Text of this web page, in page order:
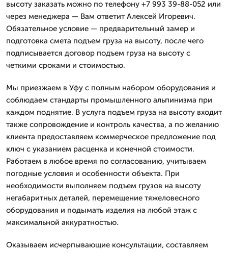
высоту заказать можно по телефону +7 993 39-88-052 или
через менеджера — Вам ответит Алексей Игоревич.
Обязательное условие — предварительный замер и
подготовка смета подъем груза на высоту, после чего
подписывается договор подъем груза на высоту с
четкими сроками и стоимостью.
Мы приезжаем в Уфу с полным набором оборудования и
соблюдаем стандарты промышленного альпинизма при
каждом поднятие. В услуга подъем груза на высоту входит
также сопровождение и контроль качества, а по желанию
клиента предоставляем коммерческое предложение под
ключ с указанием расценка и конечной стоимости.
Работаем в любое время по согласованию, учитываем
погодные условия и особенности объекта. При
необходимости выполняем подъем грузов на высоту
негабаритных деталей, перемещение тяжеловесного
оборудования и подымать изделия на любой этаж с
максимальной аккуратностью.
Оказываем исчерпывающие консультации, составляем